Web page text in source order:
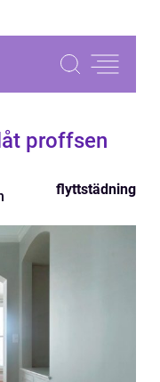
proffsen
flyttstädning